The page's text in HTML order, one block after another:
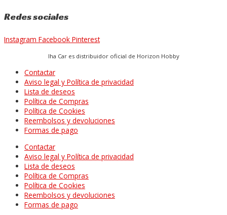
Redes sociales
Instagram Facebook Pinterest
Iha Car es distribuidor oficial de Horizon Hobby
Contactar
Aviso legal y Política de privacidad
Lista de deseos
Política de Compras
Política de Cookies
Reembolsos y devoluciones
Formas de pago
Contactar
Aviso legal y Política de privacidad
Lista de deseos
Política de Compras
Política de Cookies
Reembolsos y devoluciones
Formas de pago